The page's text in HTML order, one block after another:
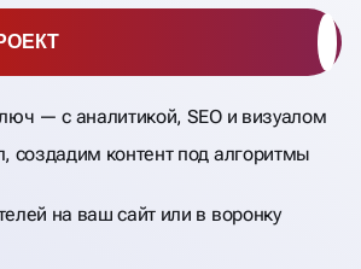
— с аналитикой, SEO и визуалом
создадим контент под алгоритмы
на ваш сайт или в воронку